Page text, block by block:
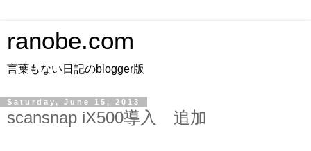
ranobe.com
言葉もない日記のblogger版
Saturday, June 15, 2013
scansnap iX500導入 追加